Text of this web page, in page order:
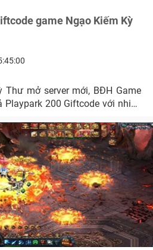
game Ngạo Kiếm Kỳ
Thư mở server mới, BĐH Game
200 Giftcode với nhiều